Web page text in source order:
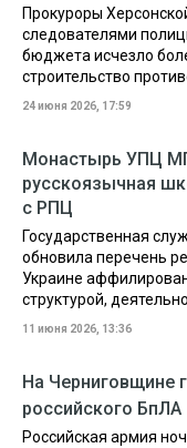
Прокуроры
следователями
бюджета исчезло
строительство
24 июня 2026, 17:59
Монастырь УПЦ
русскоязычная
с РПЦ
Государственная
обновила перечень
Украине
структурой,
11 июня 2026, 13:36
На Черниговщине
российского БпЛА
Российская армия